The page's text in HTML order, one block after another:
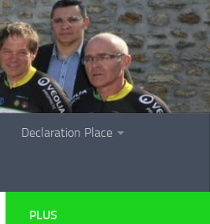
Declaration Place
PLUS